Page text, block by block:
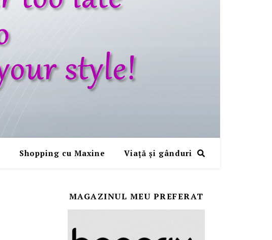
Shopping cu Maxine Viaţă şi gânduri
MAGAZINUL MEU PREFERAT